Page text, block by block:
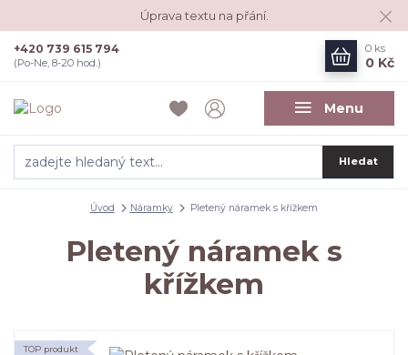
Úprava textu na přání.
Menu
Hledat
+420 739 615 794
(Po-Ne, 8-20 hod.)
0 ks
0 Kč
Úvod Náramky Pletený náramek s křížkem
Pletený náramek s
křížkem
TOP produkt